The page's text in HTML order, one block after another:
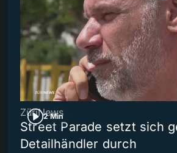
2 Min
ZüriNews
Street Parade setzt sich
Detailhändler durch